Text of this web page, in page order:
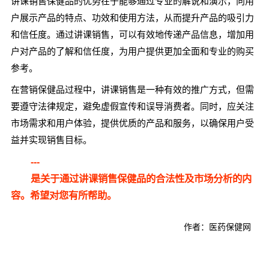
户展示产品的特点、功效和使用方法，从而提升产品的吸引力
和信任度。通过讲课销售，可以有效地传递产品信息，增加用
户对产品的了解和信任度，为用户提供更加全面和专业的购买
参考。
在营销保健品过程中，讲课销售是一种有效的推广方式，但需
要遵守法律规定，避免虚假宣传和误导消费者。同时，应关注
市场需求和用户体验，提供优质的产品和服务，以确保用户受
益并实现销售目标。
---
是关于通过讲课销售保健品的合法性及市场分析的内
容。希望对您有所帮助。
作者：医药保健网